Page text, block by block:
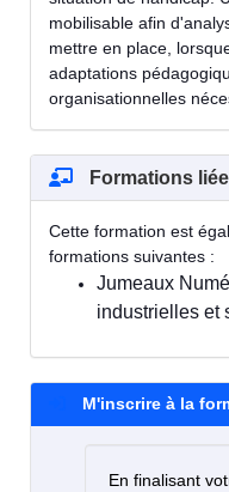
mobilisable afin
mettre en place,
adaptations
organisationnelles
Formations
Cette formation est
formations suivantes :
Jumeaux
industrielles et
M'inscrire à la
En finalisant